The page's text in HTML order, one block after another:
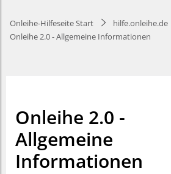
Onleihe-Hilfeseite Start
hilfe.onleihe.de
Onleihe 2.0 - Allgemeine Informationen
Onleihe 2.0 -
Allgemeine
Informationen